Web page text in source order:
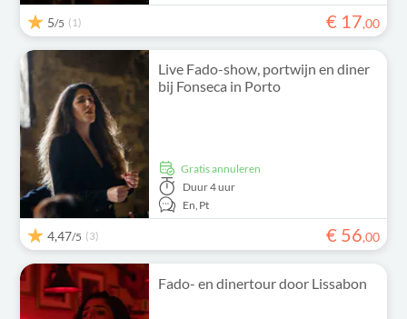
5/5 (1) € 17,00
Live Fado-show, portwijn en diner
bij Fonseca in Porto
Gratis annuleren
Duur4 uur
En, Pt
4,47/5 (3) € 56,00
Fado- en dinertour door Lissabon